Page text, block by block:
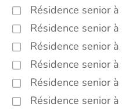
Résidence senior
Résidence senior
Résidence senior
Résidence senior
Résidence senior
Résidence senior